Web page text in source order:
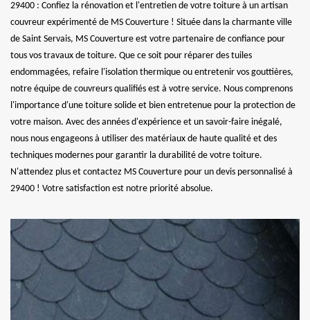
29400 : Confiez la rénovation et l'entretien de votre toiture à un artisan
couvreur expérimenté de MS Couverture ! Située dans la charmante ville
de Saint Servais, MS Couverture est votre partenaire de confiance pour
tous vos travaux de toiture. Que ce soit pour réparer des tuiles
endommagées, refaire l'isolation thermique ou entretenir vos gouttières,
notre équipe de couvreurs qualifiés est à votre service. Nous comprenons
l'importance d'une toiture solide et bien entretenue pour la protection de
votre maison. Avec des années d'expérience et un savoir-faire inégalé,
nous nous engageons à utiliser des matériaux de haute qualité et des
techniques modernes pour garantir la durabilité de votre toiture.
N'attendez plus et contactez MS Couverture pour un devis personnalisé à
29400 ! Votre satisfaction est notre priorité absolue.